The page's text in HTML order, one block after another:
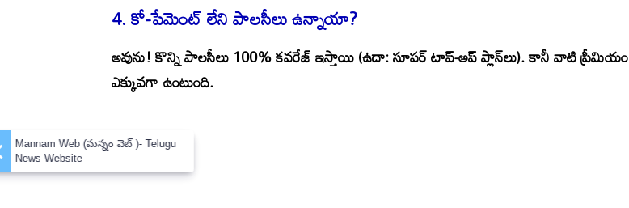
4.కో-పేమెంట్ లేని పాలసీలు ఉన్నాయా?
అవును!కొన్ని పాలసీలు 100% కవరేజ్ ఇస్తాయి (ఉదా: సూపర్ టాప్-అప్ ప్లాన్‌లు). కానీ వాటి ప్రీమియం
ఎక్కువగా ఉంటుంది.
×
Mannam Web (మన్నం వెబ్ )- Telugu
News Website